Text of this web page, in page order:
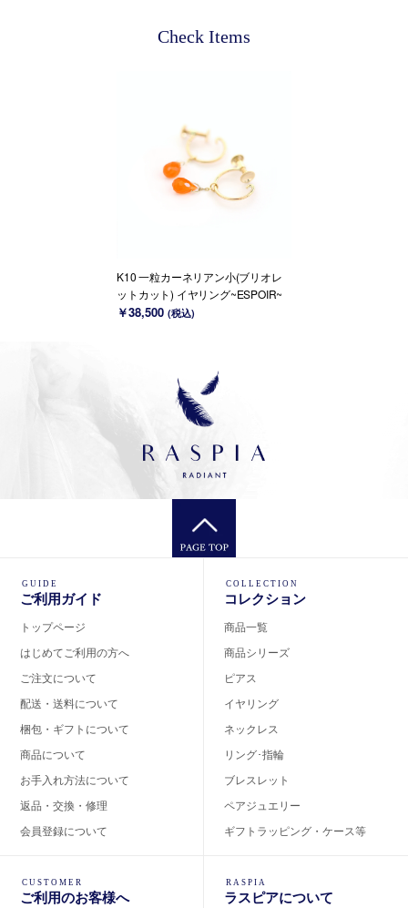
Check Items
K10 一粒カーネリアン小(ブリオレ
ットカット) イヤリング~ESPOIR~
￥38,500(税込)
GUIDE
ご利用ガイド
トップページ
はじめてご利用の方へ
ご注文について
配送・送料について
梱包・ギフトについて
商品について
お手入れ方法について
返品・交換・修理
会員登録について
COLLECTION
コレクション
商品一覧
商品シリーズ
ピアス
イヤリング
ネックレス
リング･指輪
ブレスレット
ペアジュエリー
ギフトラッピング・ケース等
CUSTOMER
ご利用のお客様へ
RASPIA
ラスピアについて